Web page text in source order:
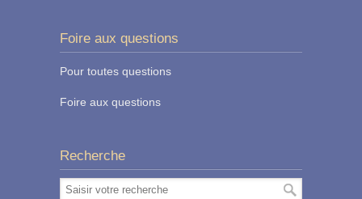
Foire aux questions
Pour toutes questions
Foire aux questions
Recherche